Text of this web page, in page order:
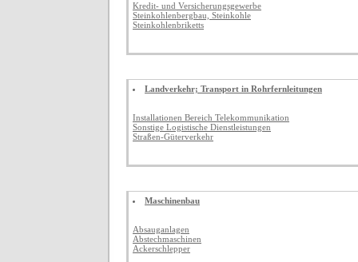
Kredit- und Versicherungsgewerbe
Steinkohlenbergbau, Steinkohle
Steinkohlenbriketts
Landverkehr; Transport in Rohrfernleitungen
Installationen Bereich Telekommunikation
Sonstige Logistische Dienstleistungen
Straßen-Güterverkehr
Maschinenbau
Absauganlagen
Abstechmaschinen
Ackerschlepper